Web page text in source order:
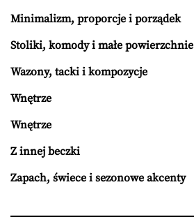
Minimalizm, proporcje i porządek
Stoliki, komody i małe powierzchnie
Wazony, tacki i kompozycje
Wnętrze
Wnętrze
Z innej beczki
Zapach, świece i sezonowe akcenty